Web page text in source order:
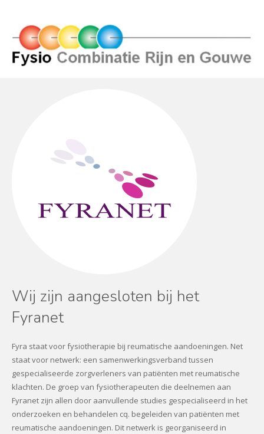
Wij zijn aangesloten bij het
Fyranet
Fyra staat voor fysiotherapie bij reumatische aandoeningen. Net
staat voor netwerk: een samenwerkingsverband tussen
gespecialiseerde zorgverleners van patiënten met reumatische
klachten. De groep van fysiotherapeuten die deelnemen aan
Fyranet zijn allen door aanvullende studies gespecialiseerd in het
onderzoeken en behandelen cq. begeleiden van patiënten met
reumatische aandoeningen. Dit netwerk is georganiseerd in